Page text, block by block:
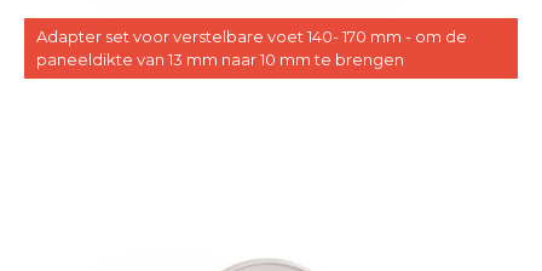
Adapter set voor verstelbare voet 140- 170 mm - om de
paneeldikte van 13 mm naar 10 mm te brengen